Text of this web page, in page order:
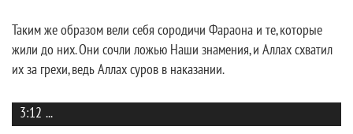
Таким же образом вели себя сородичи Фараона и те, которые
жили до них. Они сочли ложью Наши знамения, и Аллах схватил
их за грехи, ведь Аллах суров в наказании.
3:12 ...